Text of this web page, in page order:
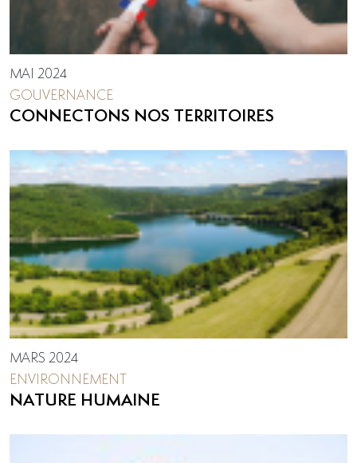
MAI 2024
GOUVERNANCE
CONNECTONS NOS TERRITOIRES
MARS 2024
ENVIRONNEMENT
NATURE HUMAINE